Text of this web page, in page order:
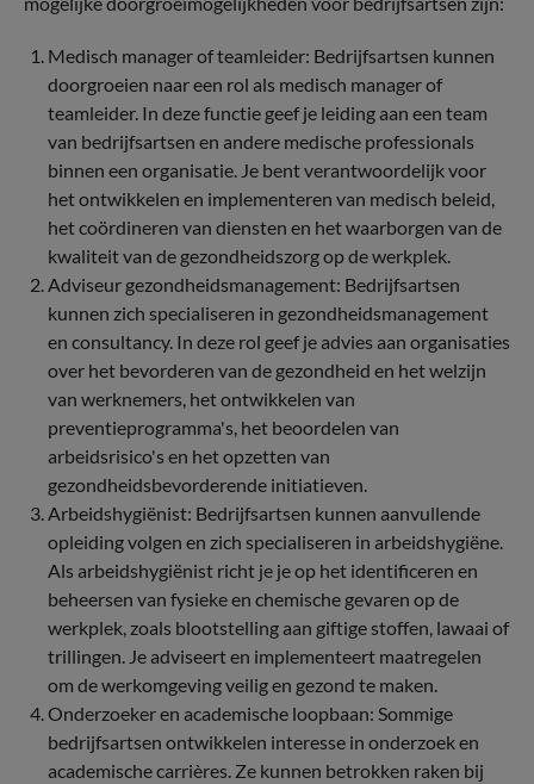
Medisch manager of teamleider: Bedrijfsartsen kunnen
doorgroeien naar een rol als medisch manager of
teamleider. In deze functie geef je leiding aan een team
van bedrijfsartsen en andere medische professionals
binnen een organisatie. Je bent verantwoordelijk voor
het ontwikkelen en implementeren van medisch beleid,
het coördineren van diensten en het waarborgen van de
kwaliteit van de gezondheidszorg op de werkplek.
Adviseur gezondheidsmanagement: Bedrijfsartsen
kunnen zich specialiseren in gezondheidsmanagement
en consultancy. In deze rol geef je advies aan organisaties
over het bevorderen van de gezondheid en het welzijn
van werknemers, het ontwikkelen van
preventieprogramma's, het beoordelen van
arbeidsrisico's en het opzetten van
gezondheidsbevorderende initiatieven.
Arbeidshygiënist: Bedrijfsartsen kunnen aanvullende
opleiding volgen en zich specialiseren in arbeidshygiëne.
Als arbeidshygiënist richt je je op het identificeren en
beheersen van fysieke en chemische gevaren op de
werkplek, zoals blootstelling aan giftige stoffen, lawaai of
trillingen. Je adviseert en implementeert maatregelen
om de werkomgeving veilig en gezond te maken.
Onderzoeker en academische loopbaan: Sommige
bedrijfsartsen ontwikkelen interesse in onderzoek en
academische carrières. Ze kunnen betrokken raken bij